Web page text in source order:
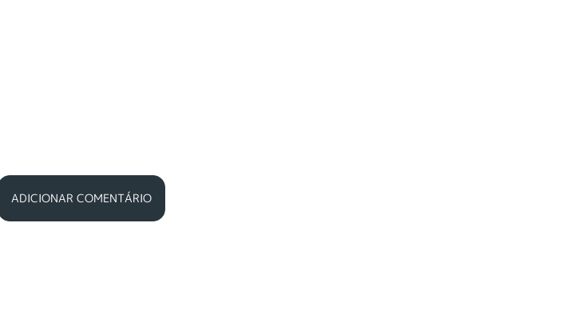
ADICIONAR COMENTÁRIO